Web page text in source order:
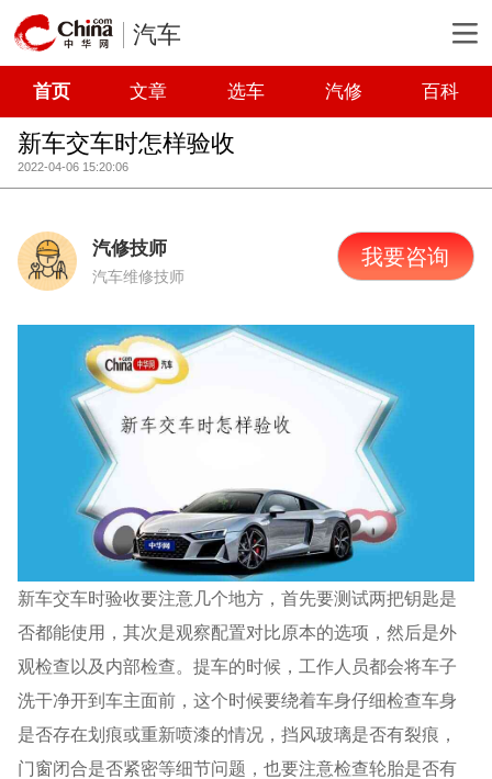
汽车
首页 文章 选车 汽修 百科
新车交车时怎样验收
2022-04-06 15:20:06
汽修技师
汽车维修技师
我要咨询
新车交车时验收要注意几个地方，首先要测试两把钥匙是
否都能使用，其次是观察配置对比原本的选项，然后是外
观检查以及内部检查。提车的时候，工作人员都会将车子
洗干净开到车主面前，这个时候要绕着车身仔细检查车身
是否存在划痕或重新喷漆的情况，挡风玻璃是否有裂痕，
门窗闭合是否紧密等细节问题，也要注意检查轮胎是否有